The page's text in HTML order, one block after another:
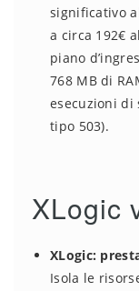
significativo
a circa 192€
piano
768 MB di
esecuzioni
tipo 503).
XLogic
XLogic:
Isola le